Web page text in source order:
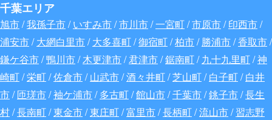
千葉エリア
旭市/我孫子市/いすみ市/市川市/一宮町/市原市/印西市/
浦安市/大網白里市/大多喜町/御宿町/柏市/勝浦市/香取市/
鎌ケ谷市/鴨川市/木更津市/君津市/鋸南町/九十九里町/神
崎町/栄町/佐倉市/山武市/酒々井町/芝山町/白子町/白井
市/匝瑳市/袖ケ浦市/多古町/館山市/千葉市/銚子市/長生
村/長南町/東金市/東庄町/富里市/長柄町/流山市/習志野